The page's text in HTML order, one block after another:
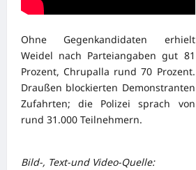
Ohne Gegenkandidaten erhielt
Weidel nach Parteiangaben gut 81
Prozent, Chrupalla rund 70 Prozent.
Draußen blockierten Demonstranten
Zufahrten; die Polizei sprach von
rund 31.000 Teilnehmern.
Bild-, Text-und Video-Quelle: